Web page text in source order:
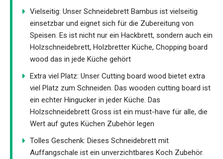
Vielseitig: Unser Schneidebrett Bambus ist vielseitig
einsetzbar und eignet sich für die Zubereitung von
Speisen. Es ist nicht nur ein Hackbrett, sondern auch ein
Holzschneidebrett, Holzbretter Küche, Chopping board
wood das in jede Küche gehört
Extra viel Platz: Unser Cutting board wood bietet extra
viel Platz zum Schneiden. Das wooden cutting board ist
ein echter Hingucker in jeder Küche. Das
Holzschneidebrett Gross ist ein must-have für alle, die
Wert auf gutes Küchen Zubehör legen
Tolles Geschenk: Dieses Schneidebrett mit
Auffangschale ist ein unverzichtbares Koch Zubehör.